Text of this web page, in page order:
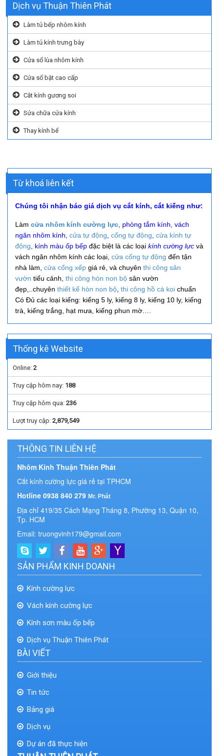
Dịch vụ Thuận Thiên Phát
Làm tủ bếp nhôm kính
Làm tủ kính trưng bày
Cửa sổ lùa nhôm kính
Cửa sổ bật cao cấp
Cắt kính gương soi
Sửa chữa cửa kính
Thay kính bể
Từ khoá liên kết
Chúng tôi nhận báo giá dịch vụ cắt kính, cắt kiếng như:
Làm cửa nhôm kính cường lực, phòng tắm kính, vách
ngăn nhôm kính, cửa tự động, cổng tự động, cửa kính tự
động, kính màu ốp bếp đặc biệt là các loại kính cường lực và
vách ngăn nhôm kính các loại, cửa cổng tự động đến tận
nhà làm, cửa cổng xếp giá rẻ, và chuyên thi công sân
vườn tiểu cảnh, thi công hòn non bộ sân vườn
đẹp,..chuyên thiết kế hòn non bộ, thi công hồ cá koi chuẩn
Có Đủ các loại kiếng: kiếng 5 ly, kiếng 8 ly, kiếng 10 ly, kiếng
trà, kiếng trắng, hạt mưa, kiếng phun mờ….
Thống kê Website
Online: 2
Truy cập hôm nay: 188
Truy cập hôm qua: 236
Lượt truy cập: 2,879,549
THÔNG TIN LIÊN HỆ
Nhôm Kính Thuận Thiên Phát
Cắt kính cường lực giá rẻ tại TPHCM
Hotline 0938 840 279 Mr. Phát
Địa chỉ 419/35 Cách Mạng Tháng 8, Phường 13, Quận 10,
Tp. HCM
Email: truongvinh179@gmail.com
SẢN PHẨM KINH DOANH
Kính cường lực
Vách kính cường lực
Kính sơn màu ốp bếp
Dịch vụ Thuận Thiên Phát
BÀI VIẾT
Giới thiệu
Tin tức
Bảng giá
Dịch vụ
Dự án đã thực hiện